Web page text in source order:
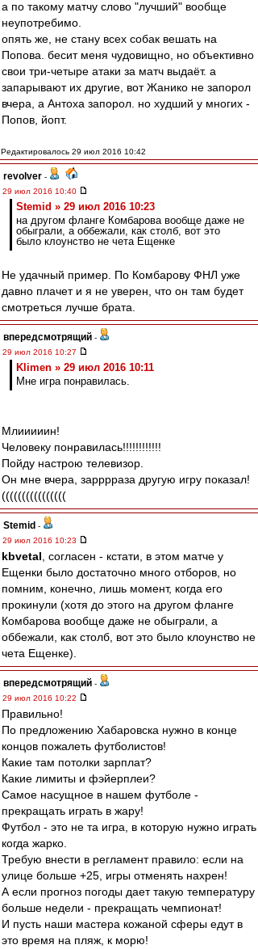
а по такому матчу слово "лучший" вообще
неупотребимо.
опять же, не стану всех собак вешать на
Попова. бесит меня чудовищно, но объективно
свои три-четыре атаки за матч выдаёт. а
запарывают их другие, вот Жанико не запорол
вчера, а Антоха запорол. но худший у многих -
Попов, йопт.
Редактировалось 29 июл 2016 10:42
revolver -
29 июл 2016 10:40
Stemid » 29 июл 2016 10:23
на другом фланге Комбарова вообще даже не
обыграли, а оббежали, как столб, вот это
было клоунство не чета Ещенке
Не удачный пример. По Комбарову ФНЛ уже
давно плачет и я не уверен, что он там будет
смотреться лучше брата.
впередсмотрящий -
29 июл 2016 10:27
Klimen » 29 июл 2016 10:11
Мне игра понравилась.
Млииииин!
Человеку понравилась!!!!!!!!!!!!
Пойду настрою телевизор.
Он мне вчера, зарррраза другую игру показал!
((((((((((((((((
Stemid -
29 июл 2016 10:23
kbvetal , согласен - кстати, в этом матче у
Ещенки было достаточно много отборов, но
помним, конечно, лишь момент, когда его
прокинули (хотя до этого на другом фланге
Комбарова вообще даже не обыграли, а
оббежали, как столб, вот это было клоунство не
чета Ещенке).
впередсмотрящий -
29 июл 2016 10:22
Правильно!
По предложению Хабаровска нужно в конце
концов пожалеть футболистов!
Какие там потолки зарплат?
Какие лимиты и фэйерплеи?
Самое насущное в нашем футболе -
прекращать играть в жару!
Футбол - это не та игра, в которую нужно играть
когда жарко.
Требую внести в регламент правило: если на
улице больше +25, игры отменять нахрен!
А если прогноз погоды дает такую температуру
больше недели - прекращать чемпионат!
И пусть наши мастера кожаной сферы едут в
это время на пляж, к морю!